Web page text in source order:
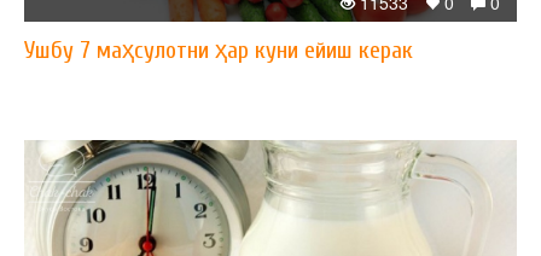
Ушбу 7 маҳсулотни ҳар куни ейиш керак